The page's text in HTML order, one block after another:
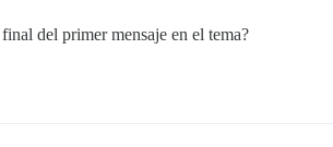
del primer mensaje en el tema?